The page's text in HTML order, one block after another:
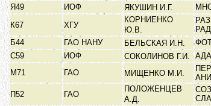
Я49
ИОФ ЯКУШИН И.Г.
К67
ХГУ
КОРНИЕНКО
Ю.В.
Б44
ГАО НАНУ БЕЛЬСКАЯ И.Н.
С59
ИОФ СОКОЛИНОВ Г.И.
М71
ГАО МИЩЕНКО М.И.
П52 ГАО
ПОЛОЖЕНЦЕВ
А.Д.